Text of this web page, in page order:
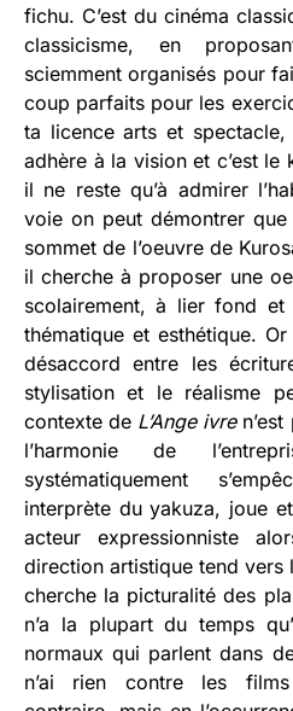
fichu. C’est du cinéma
classicisme, en
sciemment organisés pour
coup parfaits pour les
ta licence arts et
adhère à la vision et c’est
il ne reste qu’à admirer
voie on peut démontrer que
sommet de l’oeuvre de
il cherche à proposer une
scolairement, à lier fond
thématique et esthétique.
désaccord entre les
stylisation et le réalisme
contexte de L’Ange ivren’est
l’harmonie de
systématiquement
interprète du yakuza, joue
acteur expressionniste
direction artistique tend vers
cherche la picturalité des
n’a la plupart du temps
normaux qui parlent dans
n’ai rien contre les